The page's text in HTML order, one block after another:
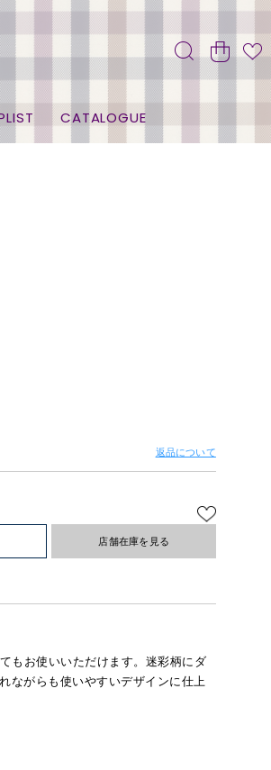
CATALOGUE
返品について
店舗在庫を見る
もお使いいただけます。迷彩柄にダ
ながらも使いやすいデザインに仕上